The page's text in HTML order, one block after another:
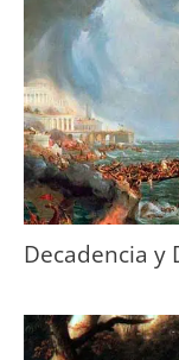
Decadencia y